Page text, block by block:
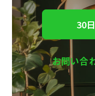
30
お問い合